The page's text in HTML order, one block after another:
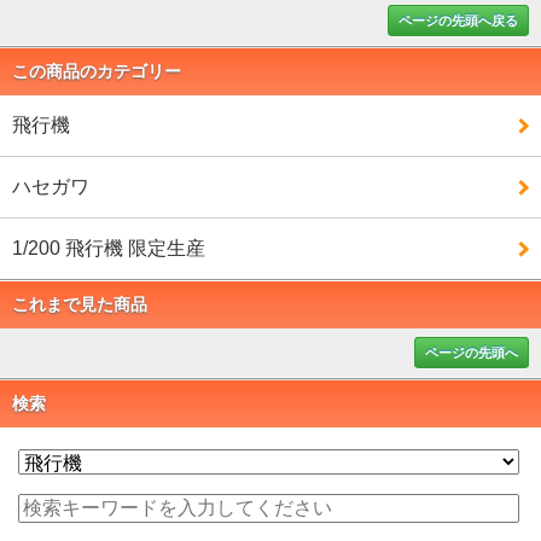
ページの先頭へ戻る
この商品のカテゴリー
飛行機
ハセガワ
1/200 飛行機 限定生産
これまで見た商品
ページの先頭へ
検索